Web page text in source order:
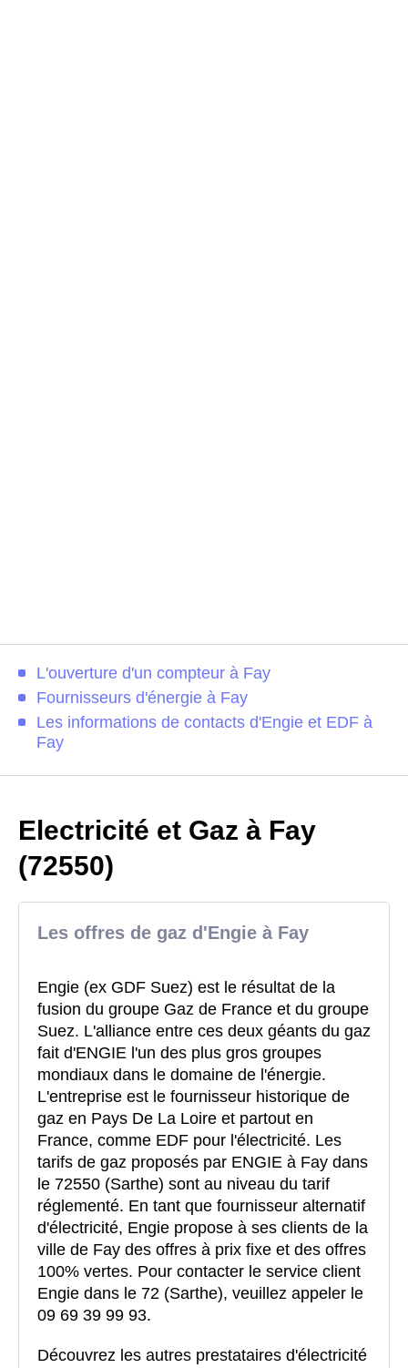
L'ouverture d'un compteur à Fay
Fournisseurs d'énergie à Fay
Les informations de contacts d'Engie et EDF à
Fay
Electricité et Gaz à Fay
(72550)
Les offres de gaz d'Engie à Fay
Engie (ex GDF Suez) est le résultat de la
fusion du groupe Gaz de France et du groupe
Suez. L'alliance entre ces deux géants du gaz
fait d'ENGIE l'un des plus gros groupes
mondiaux dans le domaine de l'énergie.
L'entreprise est le fournisseur historique de
gaz en Pays De La Loire et partout en
France, comme EDF pour l'électricité. Les
tarifs de gaz proposés par ENGIE à Fay dans
le 72550 (Sarthe) sont au niveau du tarif
réglementé. En tant que fournisseur alternatif
d'électricité, Engie propose à ses clients de la
ville de Fay des offres à prix fixe et des offres
100% vertes. Pour contacter le service client
Engie dans le 72 (Sarthe), veuillez appeler le
09 69 39 99 93.
Découvrez les autres prestataires d'électricité